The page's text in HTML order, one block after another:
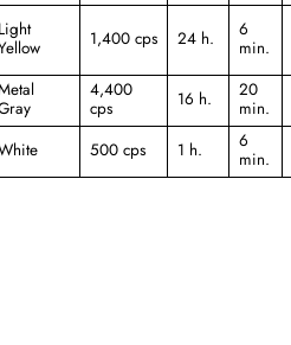
Light
1,400 cps 24 h.
6
min.
4,400
cps
16 h.
20
min.
500 cps 1 h.
6
min.